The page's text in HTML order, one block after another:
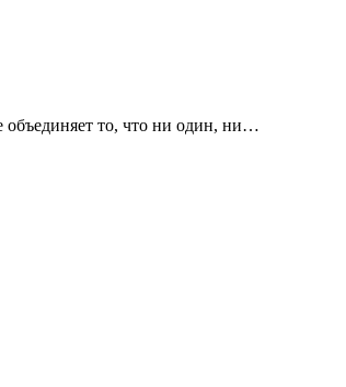
объединяет то, что ни один, ни…